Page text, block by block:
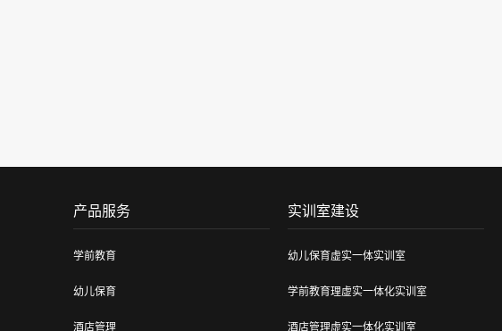
产品服务
学前教育
幼儿保育
酒店管理
实训室建设
幼儿保育虚实一体实训室
学前教育理虚实一体化实训室
酒店管理虚实一体化实训室